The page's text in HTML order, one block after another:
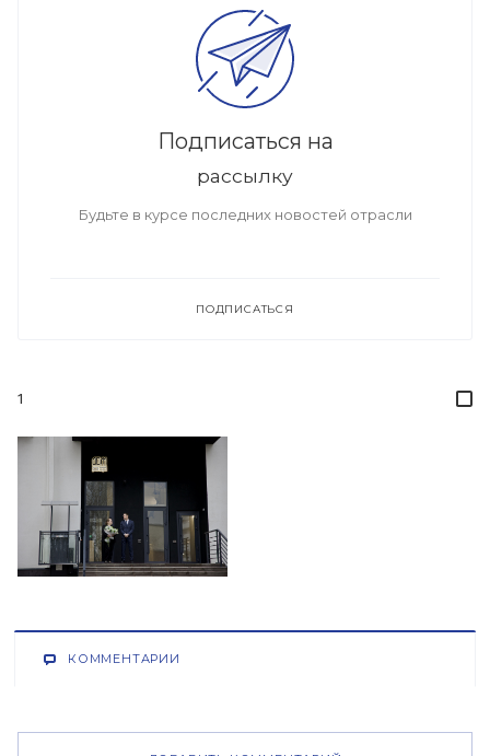
Подписаться на
рассылку
Будьте в курсе последних новостей отрасли
ПОДПИСАТЬСЯ
1
КОММЕНТАРИИ